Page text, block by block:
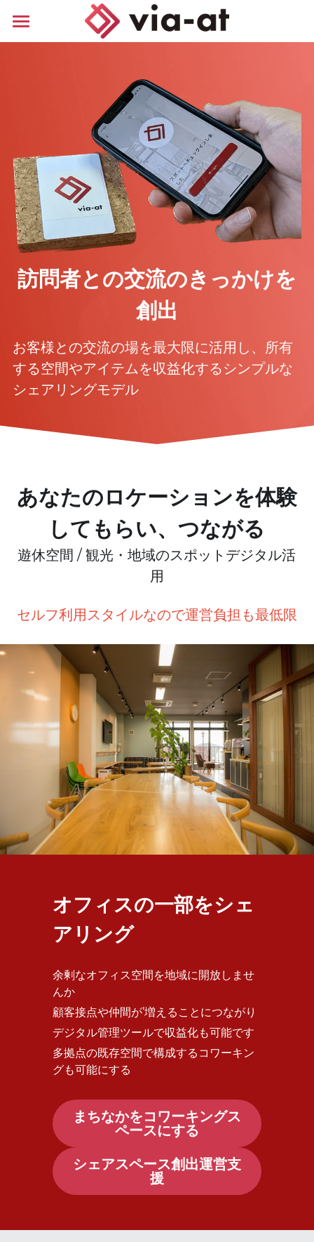
ホーム
施設店舗保有の事業者様
訪問者との交流のきっかけを
創出
お客様との交流の場を最大限に活用し、所有
する空間やアイテムを収益化するシンプルな
シェアリングモデル
あなたのロケーションを体験
してもらい、つながる
遊休空間 / 観光・地域のスポットデジタル活
用
セルフ利用スタイルなので運営負担も最低限
オフィスの一部をシェ
アリング
余剰なオフィス空間を地域に開放しませ
んか
顧客接点や仲間が’増えることにつながり
デジタル管理ツールで収益化も可能です
多拠点の既存空間で構成するコワーキン
グも可能にする
まちなかをコワーキングス
ペースにする
シェアスペース創出運営支
援